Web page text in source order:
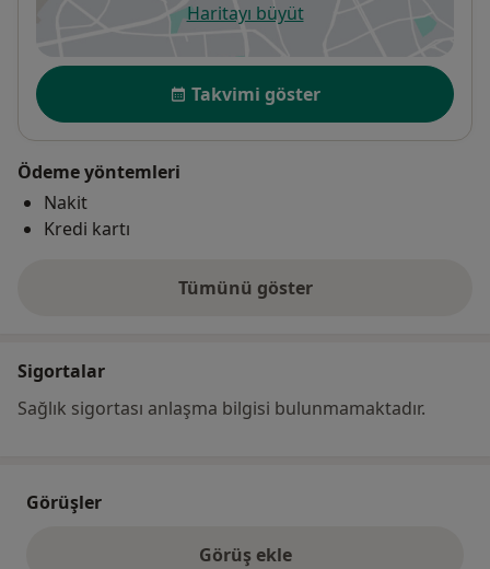
Haritayı büyütyeni bir sekmede açılır
Uygunluk
Takvimi göster
Ödeme yöntemleri
Nakit
Kredi kartı
Tümünü göster
adres hakkında
Sigortalar
Sağlık sigortası anlaşma bilgisi bulunmamaktadır.
Görüşler
Görüş ekle